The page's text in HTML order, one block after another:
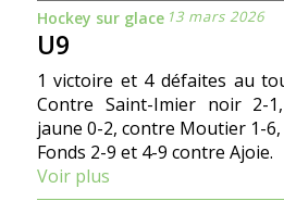
Hockey sur glace 13 mars 2026
U9
1 victoire et 4 défaites au
Contre Saint-Imier noir 2-
jaune 0-2, contre Moutier 1-
Fonds 2-9 et 4-9 contre Ajoie.
Voir plus